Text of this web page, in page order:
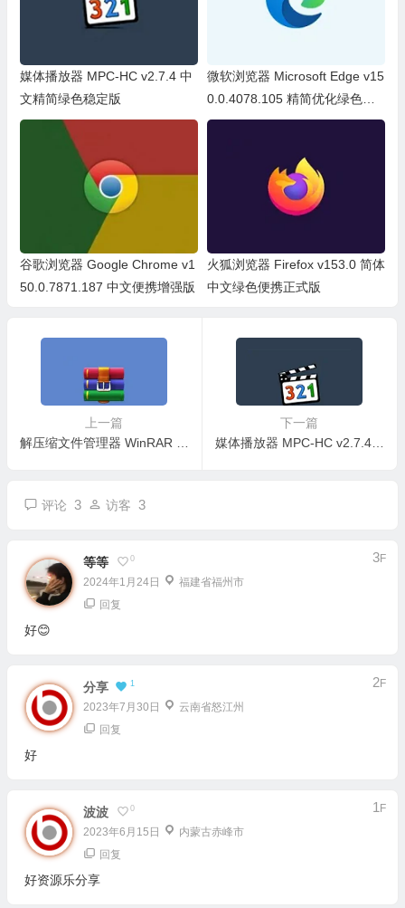
媒体播放器 MPC-HC v2.7.4 中
文精简绿色稳定版
微软浏览器 Microsoft Edge v15
0.0.4078.105 精简优化绿色便
携版
谷歌浏览器 Google Chrome v1
50.0.7871.187 中文便携增强版
火狐浏览器 Firefox v153.0 简体
中文绿色便携正式版
上一篇
下一篇
媒体播放器 MPC-HC v2.7.4 中文精简绿色稳定版
评论 3 访客 3
等等 0
2024年1月24日 福建省福州市
3F
回复
好😊
分享 1
2023年7月30日 云南省怒江州
2F
回复
好
波波 0
2023年6月15日 内蒙古赤峰市
1 F
回复
好资源乐分享